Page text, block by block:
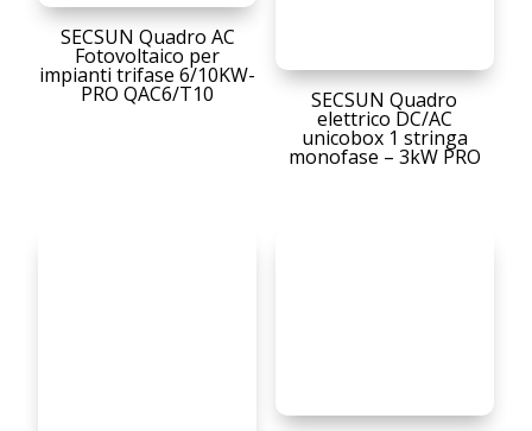
SECSUN Quadro AC
Fotovoltaico per
impianti trifase 6/10KW-
PRO QAC6/T10 SECSUN Quadro
elettrico DC/AC
unicobox 1 stringa
monofase – 3kW PRO